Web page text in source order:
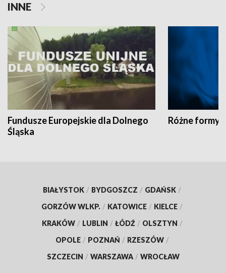
INNE
Fundusze Europejskie dla Dolnego
Śląska
Różne formy
BIAŁYSTOK / BYDGOSZCZ / GDAŃSK /
GORZÓW WLKP. / KATOWICE / KIELCE /
KRAKÓW / LUBLIN / ŁÓDŹ / OLSZTYN /
OPOLE / POZNAŃ / RZESZÓW /
SZCZECIN / WARSZAWA / WROCŁAW